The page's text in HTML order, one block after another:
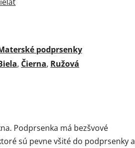
podprsenky
, Čierna, Ružová
Podprsenka má bezšvové
sú pevne všité do podprsenky a